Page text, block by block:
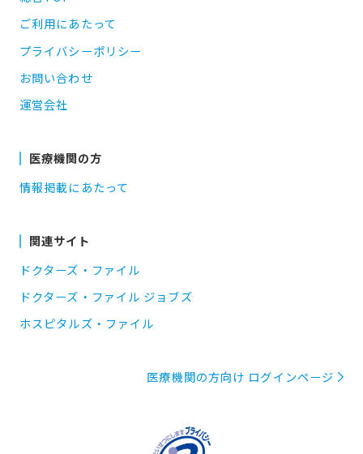
ご利用にあたって
プライバシーポリシー
お問い合わせ
運営会社
医療機関の方
情報掲載にあたって
関連サイト
ドクターズ・ファイル
ドクターズ・ファイル ジョブズ
ホスピタルズ・ファイル
医療機関の方向け ログインページ